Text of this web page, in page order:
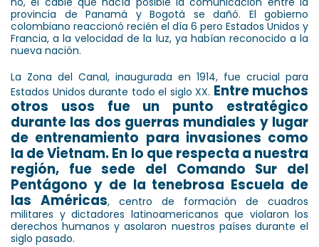
provincia de Panamá y Bogotá se dañó. El gobierno
colombiano reaccionó recién el día 6 pero Estados Unidos y
Francia, a la velocidad de la luz, ya habían reconocido a la
nueva nación.
La Zona del Canal, inaugurada en 1914, fue crucial para
Estados Unidos durante todo el siglo XX. Entre muchos
otros usos fue un punto estratégico
durante las dos guerras mundiales y lugar
de entrenamiento para invasiones como
la de Vietnam. En lo que respecta a nuestra
región, fue sede del Comando Sur del
Pentágono y de la tenebrosa Escuela de
las Américas, centro de formación de cuadros
militares y dictadores latinoamericanos que violaron los
derechos humanos y asolaron nuestros países durante el
siglo pasado.